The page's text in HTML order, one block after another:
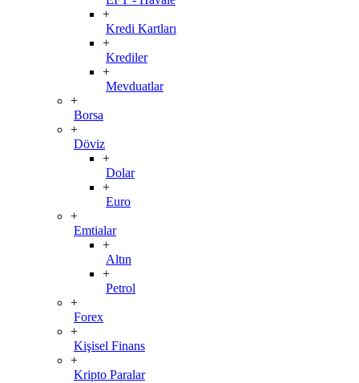
+
Kredi Kartları
+
Krediler
+
Mevduatlar
+
Borsa
+
Döviz
+
Dolar
+
Euro
+
Emtialar
+
Altın
+
Petrol
+
Forex
+
Kişisel Finans
+
Kripto Paralar